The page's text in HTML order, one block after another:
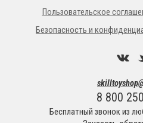
8 800
Бесплатный звонок из
Пользовательское
Безопасность и